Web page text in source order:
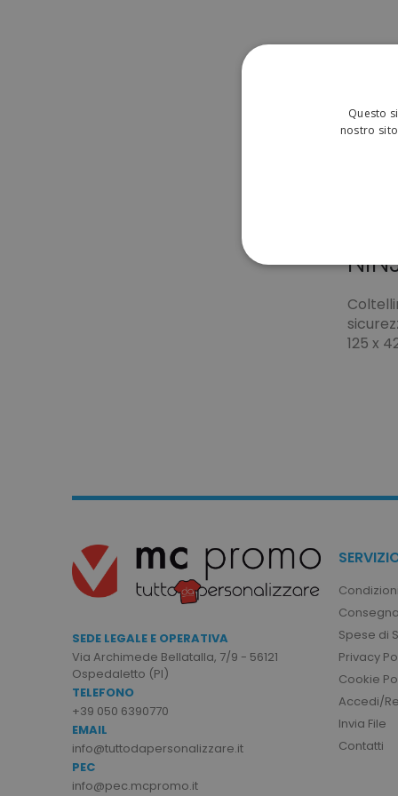
125 x
SEDE LEGALE E OPERATIVA
Via Archimede Bellatalla, 7/9 - 56121
Ospedaletto (PI)
TELEFONO
+39 050 6390770
EMAIL
info@tuttodapersonalizzare.it
PEC
info@pec.mcpromo.it
Spese di
Privacy
Cookie
Accedi/
Invia File
Contatti
Questo
nostro
STRETTAMENTE
NON
utm_source
mage-cache-sessid
Google